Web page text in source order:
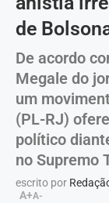
de
De acordo
Megale do
um
(PL-RJ)
político
no Supremo
escrito por
A+A-